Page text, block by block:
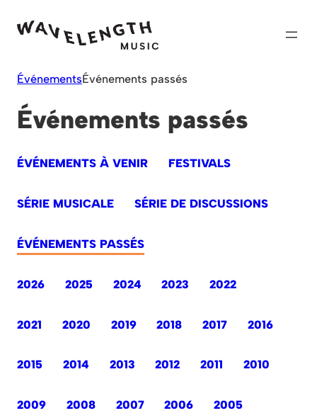
ÉvénementsÉvénements passés
Événements passés
ÉVÉNEMENTS À VENIR FESTIVALS
SÉRIE MUSICALE SÉRIE DE DISCUSSIONS
ÉVÉNEMENTS PASSÉS
2026 2025 2024 2023 2022
2021 2020 2019 2018 2017 2016
2015 2014 2013 2012 2011 2010
2009 2008 2007 2006 2005